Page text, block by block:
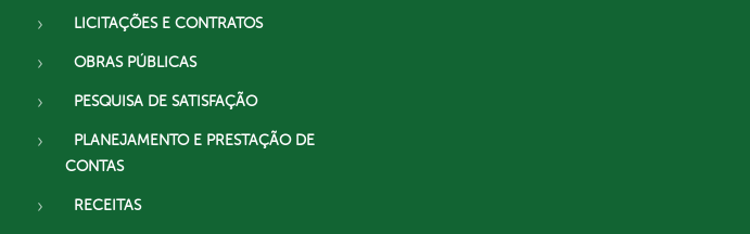
LICITAÇÕES E CONTRATOS
OBRAS PÚBLICAS
PESQUISA DE SATISFAÇÃO
PLANEJAMENTO E PRESTAÇÃO DE
CONTAS
RECEITAS